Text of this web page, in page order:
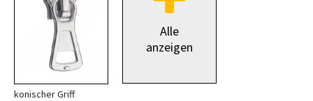
konischer Griff
Alle
anzeigen